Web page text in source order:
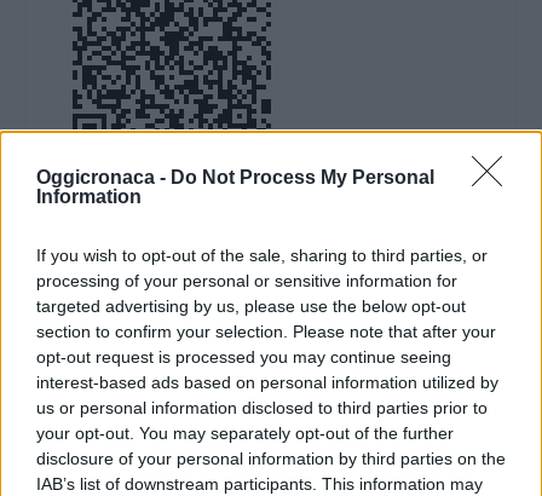
Oggicronaca - Do Not Process My Personal
Information
If you wish to opt-out of the sale, sharing to third parties, or
processing of your personal or sensitive information for
targeted advertising by us, please use the below opt-out
section to confirm your selection. Please note that after your
opt-out request is processed you may continue seeing
interest-based ads based on personal information utilized by
us or personal information disclosed to third parties prior to
your opt-out. You may separately opt-out of the further
disclosure of your personal information by third parties on the
IAB’s list of downstream participants. This information may
DOWNLOAD QR 🠋
Condividi:
WhatsApp
Telegram
Correlati